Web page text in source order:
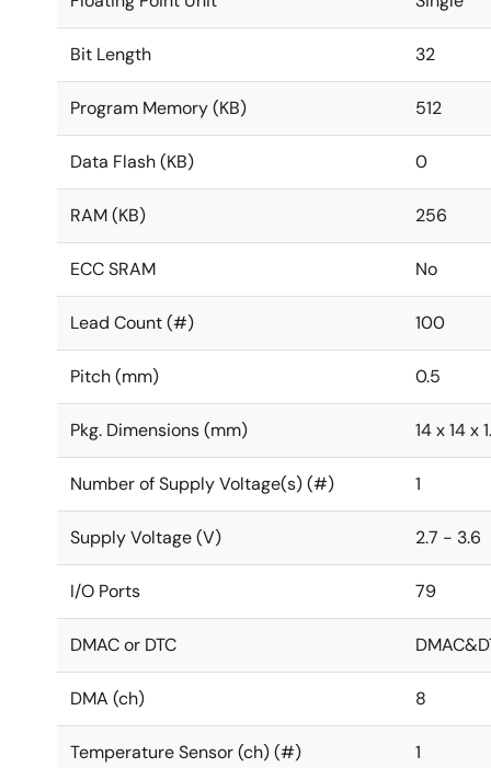
Bit Length 32
Program Memory (KB) 512
Data Flash (KB) 0
RAM (KB) 256
ECC SRAM No
Lead Count (#) 100
Pitch (mm) 0.5
Pkg. Dimensions (mm) 14 x 14 x
Number of Supply Voltage(s) (#) 1
Supply Voltage (V) 2.7 - 3.6
I/O Ports 79
DMAC or DTC
DMA (ch) 8
Temperature Sensor (ch) (#) 1